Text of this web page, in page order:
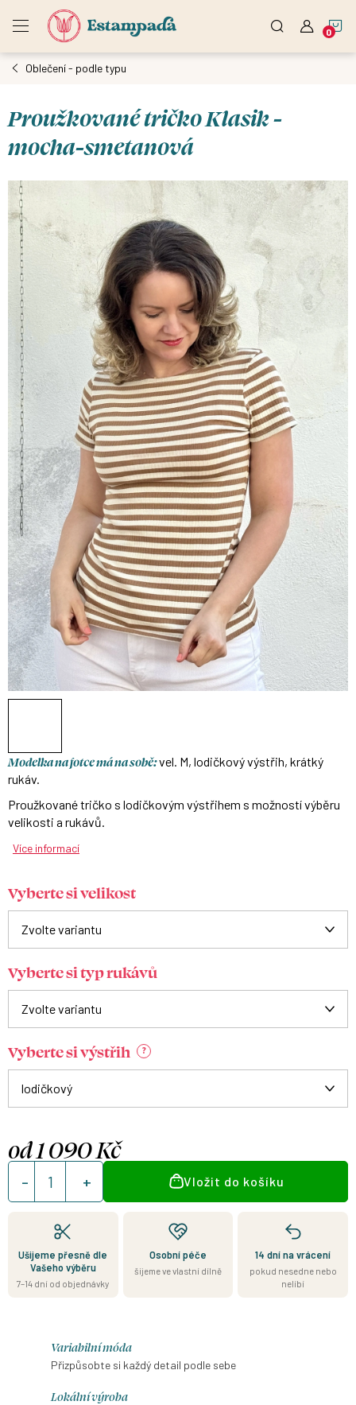
Oblečení - podle typu
Proužkované tričko Klasik -
mocha-smetanová
Modelka na fotce má na sobě:vel. M, lodičkový výstřih, krátký
rukáv.
Proužkované tričko s lodičkovým výstřihem s možností výběru
velikosti a rukávů.
Více informací
Vyberte si velikost
Vyberte si typ rukávů
Vyberte si výstřih ?
od1 090 Kč
Měrná
cena:
Vložit do košíku
Ušijeme přesně dle
Vašeho výběru
7–14 dní od objednávky
Osobní péče
šijeme ve vlastní dílně
14 dní na vrácení
pokud nesedne nebo
nelíbí
Variabilní móda
Přizpůsobte si každý detail podle sebe
Lokální výroba